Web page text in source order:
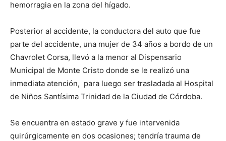
hemorragia en la zona del hígado.
Posterior al accidente, la conductora del auto que fue
parte del accidente, una mujer de 34 años a bordo de un
Chavrolet Corsa, llevó a la menor al Dispensario
Municipal de Monte Cristo donde se le realizó una
inmediata atención, para luego ser trasladada al Hospital
de Niños Santísima Trinidad de la Ciudad de Córdoba.
Se encuentra en estado grave y fue intervenida
quirúrgicamente en dos ocasiones; tendría trauma de